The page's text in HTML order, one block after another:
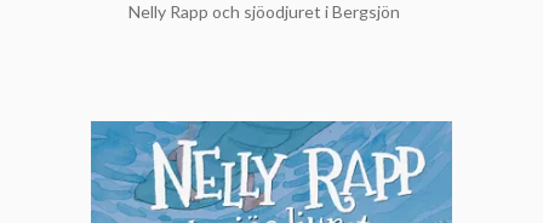
Nelly Rapp och sjöodjuret i Bergsjön